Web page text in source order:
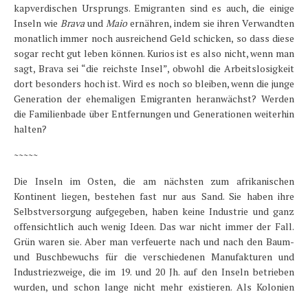
kapverdischen Ursprungs. Emigranten sind es auch, die einige
Inseln wie Bravaund Maioernähren, indem sie ihren Verwandten
monatlich immer noch ausreichend Geld schicken, so dass diese
sogar recht gut leben können. Kurios ist es also nicht, wenn man
sagt, Brava sei “die reichste Insel”, obwohl die Arbeitslosigkeit
dort besonders hoch ist. Wird es noch so bleiben, wenn die junge
Generation der ehemaligen Emigranten heranwächst? Werden
die Familienbade über Entfernungen und Generationen weiterhin
halten?
~~~~~
Die Inseln im Osten, die am nächsten zum afrikanischen
Kontinent liegen, bestehen fast nur aus Sand. Sie haben ihre
Selbstversorgung aufgegeben, haben keine Industrie und ganz
offensichtlich auch wenig Ideen. Das war nicht immer der Fall.
Grün waren sie. Aber man verfeuerte nach und nach den Baum-
und Buschbewuchs für die verschiedenen Manufakturen und
Industriezweige, die im 19. und 20 Jh. auf den Inseln betrieben
wurden, und schon lange nicht mehr existieren. Als Kolonien